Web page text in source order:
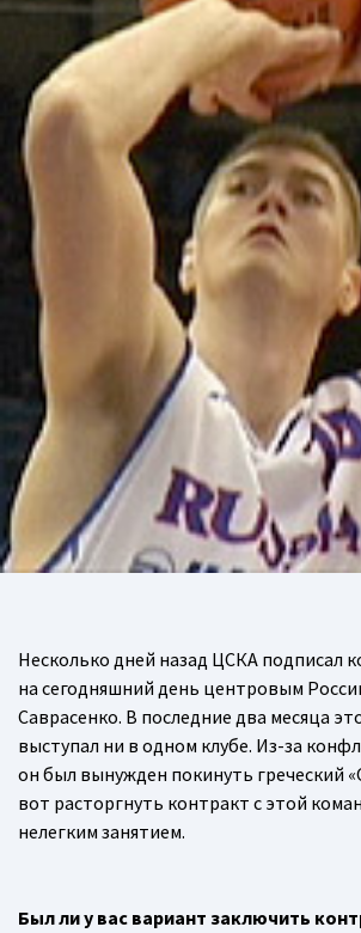
Несколько дней назад ЦСКА подписал
на сегодняшний день центровым
Саврасенко. В последние два месяца
выступал ни в одном клубе. Из-за
он был вынужден покинуть греческий
вот расторгнуть контракт с этой
нелегким занятием.
Был ли у вас вариант заключить